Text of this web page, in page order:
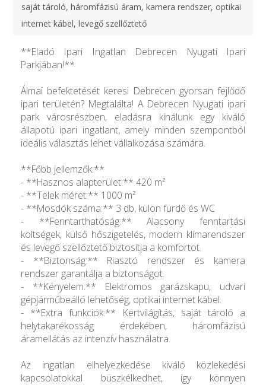
saját tároló, háromfázisú áram, kamera rendszer, optikai
internet kábel, levegő szellőztető
**Eladó Ipari Ingatlan Debrecen Nyugati Ipari
Parkjában!**
Álmai befektetését keresi Debrecen gyorsan fejlődő
ipari területén? Megtalálta! A Debrecen Nyugati ipari
park városrészben, eladásra kínálunk egy kiváló
állapotú ipari ingatlant, amely minden szempontból
ideális választás lehet vállalkozása számára.
**Főbb jellemzők:**
- **Hasznos alapterület:** 420 m²
- **Telek méret:** 1000 m²
- **Mosdók száma:** 3 db, külön fürdő és WC
- **Fenntarthatóság:** Alacsony fenntartási
költségek, külső hőszigetelés, modern klímarendszer
és levegő szellőztető biztosítja a komfortot.
- **Biztonság:** Riasztó rendszer és kamera
rendszer garantálja a biztonságot.
- **Kényelem:** Elektromos garázskapu, udvari
gépjárműbeálló lehetőség, optikai internet kábel.
- **Extra funkciók:** Kertvilágítás, saját tároló a
helytakarékosság érdekében, háromfázisú
áramellátás az intenzív használatra.
Az ingatlan elhelyezkedése kiváló közlekedési
kapcsolatokkal büszkélkedhet, így könnyen